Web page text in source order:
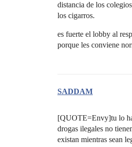
distancia de los
los cigarros.
es fuerte el lobby al
porque les conviene
SADDAM
[QUOTE=Envy]tu lo
drogas ilegales no
existan mientras sean